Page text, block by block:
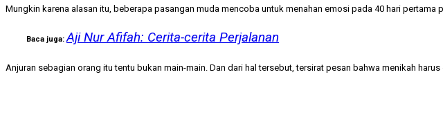
Mungkin karena alasan itu, beberapa pasangan muda mencoba untuk menahan emosi pada 40 hari
Baca juga: Aji Nur Afifah: Cerita-cerita Perjalanan
Anjuran sebagian orang itu tentu bukan main-main. Dan dari hal tersebut, tersirat pesan bahwa menikah